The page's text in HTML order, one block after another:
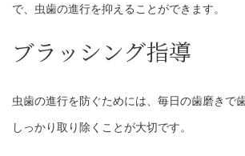
で、虫歯の進行を抑えることができます。
ブラッシング指導
虫歯の進行を防ぐためには、毎日の歯磨きで
しっかり取り除くことが大切です。